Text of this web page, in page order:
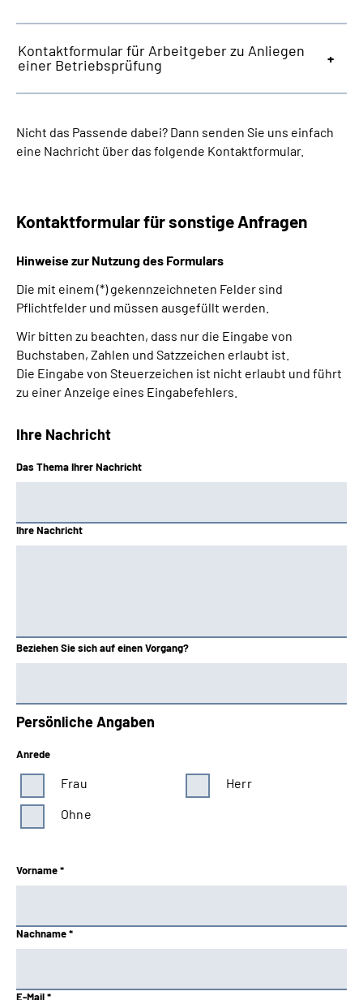
Kontaktformular für Arbeitgeber zu Anliegen
einer Betriebsprüfung
Nicht das Passende dabei? Dann senden Sie uns einfach
eine Nachricht über das folgende Kontaktformular.
Kontaktformular für sonstige Anfragen
Hinweise zur Nutzung des Formulars
Die mit einem (*) gekennzeichneten Felder sind
Pflichtfelder und müssen ausgefüllt werden.
Wir bitten zu beachten, dass nur die Eingabe von
Buchstaben, Zahlen und Satzzeichen erlaubt ist.
Die Eingabe von Steuerzeichen ist nicht erlaubt und führt
zu einer Anzeige eines Eingabefehlers.
Ihre Nachricht
Das Thema Ihrer Nachricht
Ihre Nachricht
Beziehen Sie sich auf einen Vorgang?
Persönliche Angaben
Anrede
Frau
Herr
Ohne
Vorname *
Nachname *
E-Mail *